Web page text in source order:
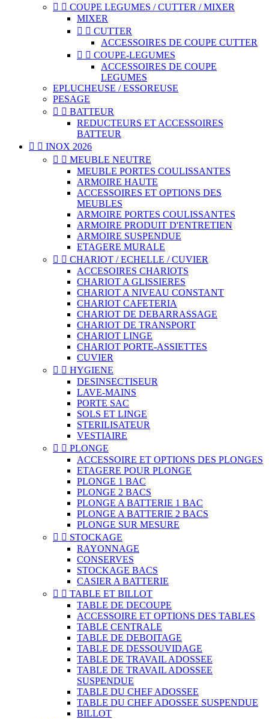
  COUPE LEGUMES / CUTTER / MIXER
MIXER
  CUTTER
ACCESSOIRES DE COUPE CUTTER
  COUPE-LEGUMES
ACCESSOIRES DE COUPE
LEGUMES
EPLUCHEUSE / ESSOREUSE
PESAGE
  BATTEUR
REDUCTEURS ET ACCESSOIRES
BATTEUR
  INOX 2026
  MEUBLE NEUTRE
MEUBLE PORTES COULISSANTES
ARMOIRE HAUTE
ACCESSOIRES ET OPTIONS DES
MEUBLES
ARMOIRE PORTES COULISSANTES
ARMOIRE PRODUIT D'ENTRETIEN
ARMOIRE SUSPENDUE
ETAGERE MURALE
  CHARIOT / ECHELLE / CUVIER
ACCESOIRES CHARIOTS
CHARIOT A GLISSIERES
CHARIOT A NIVEAU CONSTANT
CHARIOT CAFETERIA
CHARIOT DE DEBARRASSAGE
CHARIOT DE TRANSPORT
CHARIOT LINGE
CHARIOT PORTE-ASSIETTES
CUVIER
  HYGIENE
DESINSECTISEUR
LAVE-MAINS
PORTE SAC
SOLS ET LINGE
STERILISATEUR
VESTIAIRE
  PLONGE
ACCESSOIRE ET OPTIONS DES PLONGES
ETAGERE POUR PLONGE
PLONGE 1 BAC
PLONGE 2 BACS
PLONGE A BATTERIE 1 BAC
PLONGE A BATTERIE 2 BACS
PLONGE SUR MESURE
  STOCKAGE
RAYONNAGE
CONSERVES
STOCKAGE BACS
CASIER A BATTERIE
  TABLE ET BILLOT
TABLE DE DECOUPE
ACCESSOIRE ET OPTIONS DES TABLES
TABLE CENTRALE
TABLE DE DEBOITAGE
TABLE DE DESSOUVIDAGE
TABLE DE TRAVAIL ADOSSEE
TABLE DE TRAVAIL ADOSSEE
SUSPENDUE
TABLE DU CHEF ADOSSEE
TABLE DU CHEF ADOSSEE SUSPENDUE
BILLOT